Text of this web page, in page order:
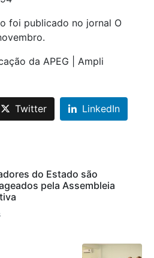
foi publicado no jornal O
da APEG | Ampli
Twitter LinkedIn
do Estado são
pela Assembleia